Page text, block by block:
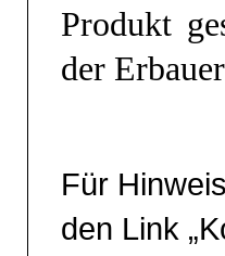
Produkt
der
Für
den Link